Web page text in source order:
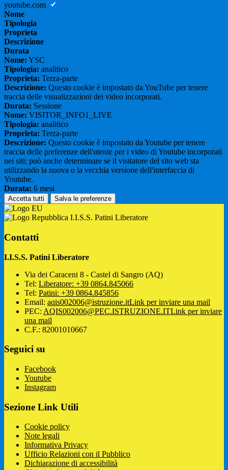
youtube.com
Nome
Tipologia
Proprieta
Descrizione
Durata
Nome: YSC
Tipologia: analitico
Proprieta: Terza-parte
Descrizione: Questo cookie è impostato da YouTube per tenere
traccia delle visualizzazioni dei video incorporati.
Durata: Sessione
Nome: VISITOR_INFO1_LIVE
Tipologia: analitico
Proprieta: Terza-parte
Descrizione: Questo cookie è impostato da Youtube per tenere
traccia delle preferenze dell'utente per i video di Youtube incorporati
nei siti; può anche determinare se il visitatore del sito web sta
utilizzando la nuova o la vecchia versione dell'interfaccia di
Youtube.
Durata: 6 mesi
Accetta tutti Salva le preferenze
I.I.S.S. Patini Liberatore
Contatti
I.I.S.S. Patini Liberatore
Via dei Caraceni 8 - Castel di Sangro (AQ)
Tel: Liberatore: +39 0864.845066
Tel: Patini: +39 0864.845856
Email: aqis002006@istruzione.itLink per inviare una mail
PEC: AQIS002006@PEC.ISTRUZIONE.ITLink per inviare
una mail
C.F.: 82001010667
Seguici su
Facebook
Youtube
Instagram
Sezione Link Utili
Cookie policy
Note legali
Informativa Privacy
Ufficio Relazioni con il Pubblico
Dichiarazione di accessibilità